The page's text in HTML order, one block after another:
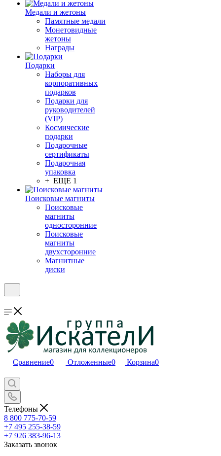
Медали и жетоны
Памятные медали
Монетовидные
жетоны
Награды
Подарки
Наборы для
корпоративных
подарков
Подарки для
руководителей
(VIP)
Космические
подарки
Подарочные
сертификаты
Подарочная
упаковка
+ ЕЩЕ 1
Поисковые магниты
Поисковые
магниты
односторонние
Поисковые
магниты
двухсторонние
Магнитные
диски
Сравнение0 Отложенные0 Корзина0
Телефоны
8 800 775-70-59
+7 495 255-38-59
+7 926 383-96-13
Заказать звонок